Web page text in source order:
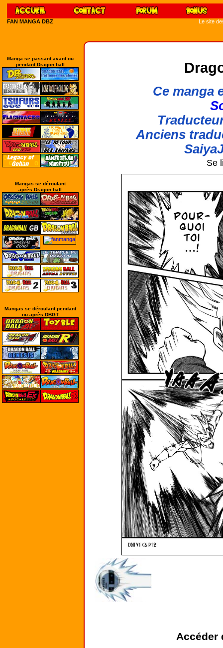
FAN MANGA DBZ Le site
Manga se passant avant ou
pendant Dragon ball
Mangas se déroulant
après Dragon ball
Mangas se déroulant pendant
ou après DBGT
Ce manga
Anciens
Se
Accéder